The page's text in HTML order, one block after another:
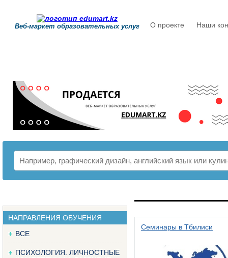
Веб-маркет образовательных услуг О проекте Наши
НАПРАВЛЕНИЯ ОБУЧЕНИЯ
ВСЕ
ПСИХОЛОГИЯ. ЛИЧНОСТНЫЕ
Семинары в Тбилиси